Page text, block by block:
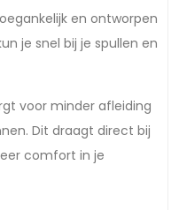
en ontworpen
je snel bij je spullen en
voor minder afleiding
Dit draagt direct bij
comfort in je